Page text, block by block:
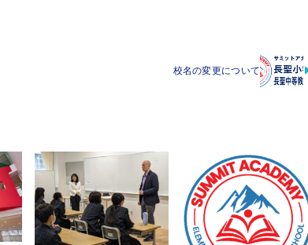
校名の変更について